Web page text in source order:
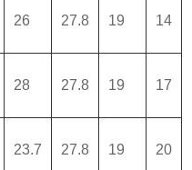
26 27.8 19 14
28 27.8 19 17
23.7 27.8 19 20